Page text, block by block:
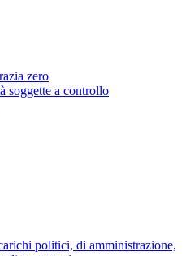
zero
soggette a controllo
politici, di amministrazione,